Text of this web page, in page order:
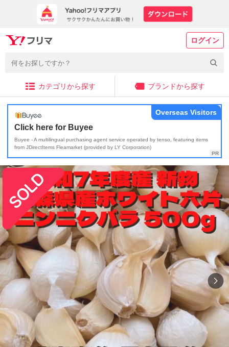
ログイン
カテゴリから探す ブランドから探す
Click here for Buyee
Buyee - A multilingual purchasing agent service operated by tenso, featuring items
from JDirectItems Fleamarket (provided by LY Corporation)
Overseas Visitors